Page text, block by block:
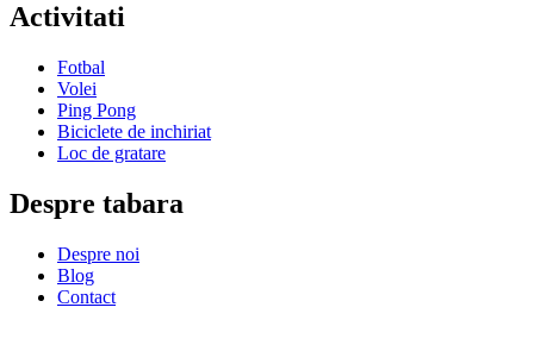
Activitati
Fotbal
Volei
Ping Pong
Biciclete de inchiriat
Loc de gratare
Despre tabara
Despre noi
Blog
Contact